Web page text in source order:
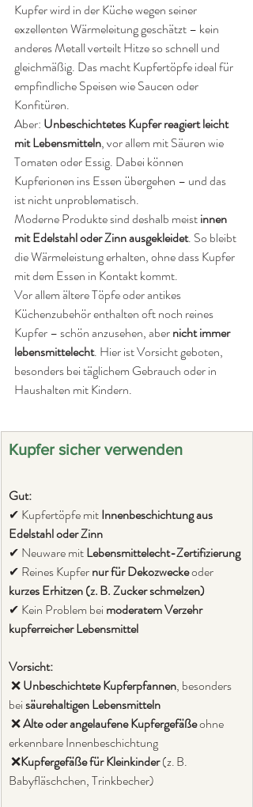
Kupfer wird in der Küche wegen seiner
exzellenten Wärmeleitung geschätzt – kein
anderes Metall verteilt Hitze so schnell und
gleichmäßig. Das macht Kupfertöpfe ideal für
empfindliche Speisen wie Saucen oder
Konfitüren.
Aber: Unbeschichtetes Kupfer reagiert leicht
mit Lebensmitteln, vor allem mit Säuren wie
Tomaten oder Essig. Dabei können
Kupferionen ins Essen übergehen – und das
ist nicht unproblematisch.
Moderne Produkte sind deshalb meist innen
mit Edelstahl oder Zinn ausgekleidet. So bleibt
die Wärmeleistung erhalten, ohne dass Kupfer
mit dem Essen in Kontakt kommt.
Vor allem ältere Töpfe oder antikes
Küchenzubehör enthalten oft noch reines
Kupfer – schön anzusehen, aber nicht immer
lebensmittelecht. Hier ist Vorsicht geboten,
besonders bei täglichem Gebrauch oder in
Haushalten mit Kindern.
Kupfer sicher verwenden
Gut:
✔ Kupfertöpfe mit Innenbeschichtung aus
Edelstahl oder Zinn
✔ Neuware mit Lebensmittelecht-Zertifizierung
✔ Reines Kupfer nur für Dekozwecke oder
kurzes Erhitzen (z. B. Zucker schmelzen)
✔ Kein Problem bei moderatem Verzehr
kupferreicher Lebensmittel
Vorsicht:
❌ Unbeschichtete Kupferpfannen, besonders
bei säurehaltigen Lebensmitteln
❌ Alte oder angelaufene Kupfergefäße ohne
erkennbare Innenbeschichtung
❌Kupfergefäße für Kleinkinder (z. B.
Babyfläschchen, Trinkbecher)